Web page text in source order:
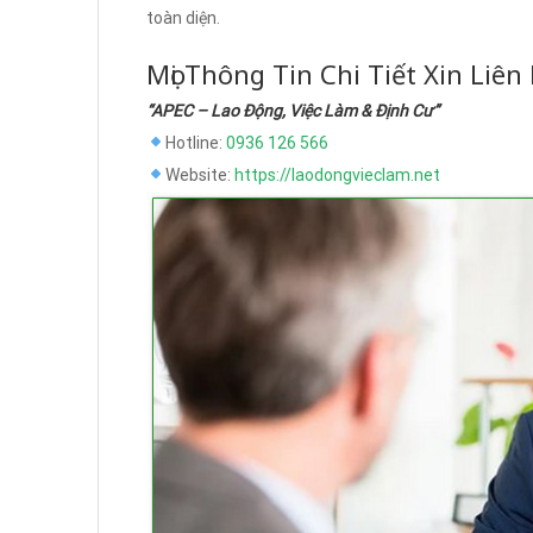
toàn diện.
Mọi Thông Tin Chi Tiết Xin Liên
“APEC – Lao Động, Việc Làm & Định Cư”
Hotline: 0936 126 566
Website: https://laodongvieclam.net